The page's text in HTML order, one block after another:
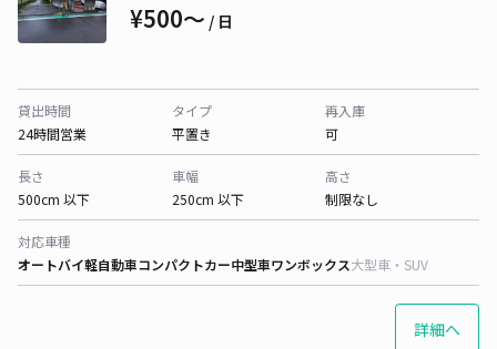
¥500〜 / 日
貸出時間
24時間営業
タイプ
平置き
再入庫
可
長さ
500cm 以下
車幅
250cm 以下
高さ
制限なし
対応車種
オートバイ軽自動車コンパクトカー中型車ワンボックス大型車・SUV
詳細へ